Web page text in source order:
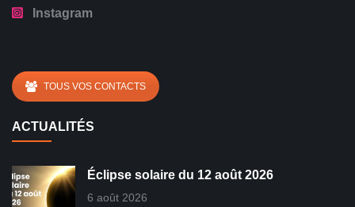
Instagram
TOUS VOS CONTACTS
ACTUALITÉS
Éclipse solaire du 12 août 2026
6 août 2026